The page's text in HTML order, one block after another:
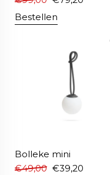
Bestellen
Bolleke mini
€49,00 €39,20